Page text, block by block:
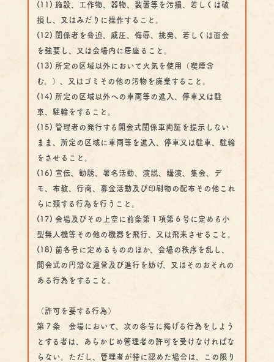
(11) 施設、工作物、器物、装置等を汚損、若しくは破
損し、又はみだりに操作すること。
(12) 関係者を脅迫、威圧、侮辱、挑発、若しくは面会
を強要し、又は会場内に居座ること。
(13) 所定の区域以外において火気を使用（喫煙含
む。）、又はゴミその他の汚物を廃棄すること。
(14) 所定の区域以外への車両等の進入、停車又は駐
車、駐輪をすること。
(15) 管理者の発行する開会式関係車両証を提示しない
まま、所定の区域に車両等を進入、停車又は駐車、駐輪
をさせること。
(16) 宣伝、勧誘、署名活動、演説、講演、集会、デ
モ、布教、行商、募金活動及び印刷物の配布その他これ
らに類する行為を行うこと。
(17) 会場及びその上空に前条第１項第６号に定める小
型無人機等その他の機器を飛行、又は飛来させること。
(18) 前各号に定めるもののほか、会場の秩序を乱し、
開会式の円滑な運営及び進行を妨げ、又はそのおそれの
ある行為をすること。
（許可を要する行為）
第７条 会場において、次の各号に掲げる行為をしよう
とする者は、あらかじめ管理者の許可を受けなければな
らない。ただし、管理者が特に認めた場合は、この限り